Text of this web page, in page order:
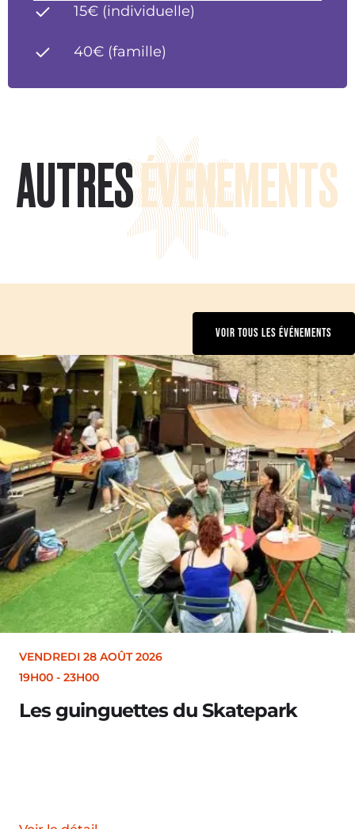
15€ (individuelle)
40€ (famille)
AUTRESÉVÉNEMENTS
VOIR TOUS LES ÉVÉNEMENTS
AOÛT 2026
du Skatepark